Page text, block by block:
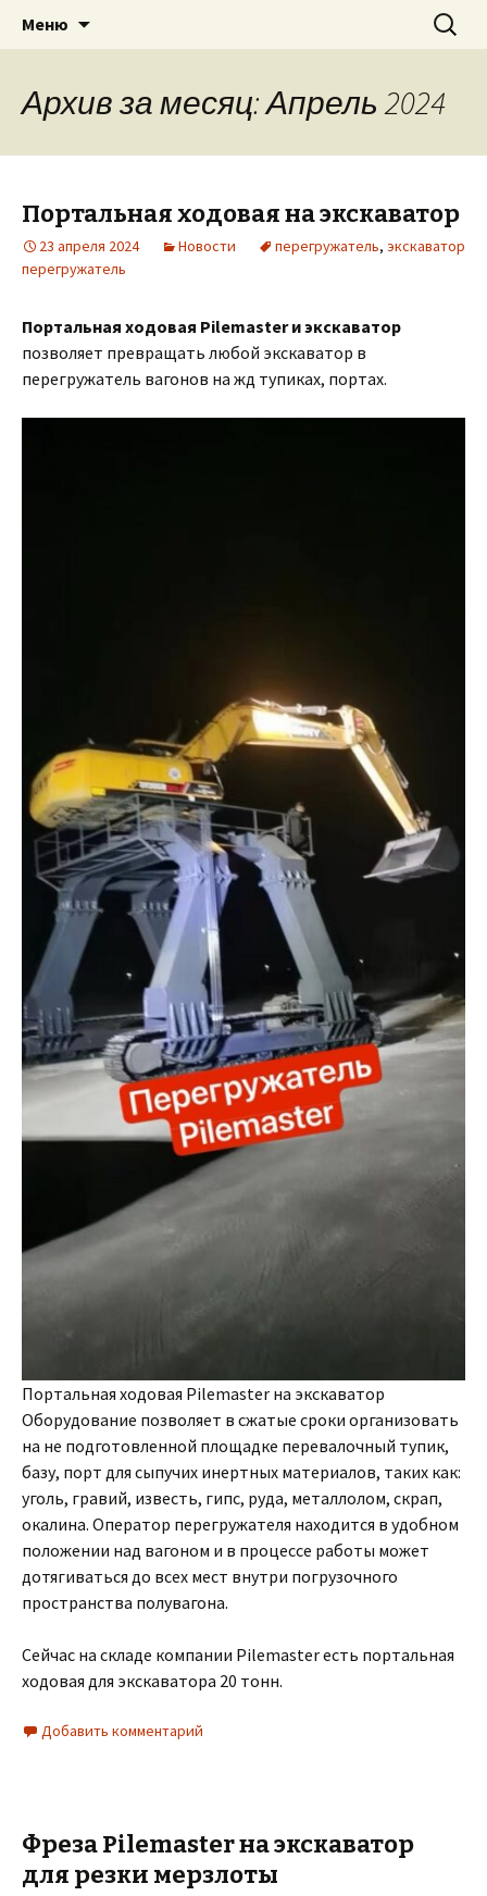
«PILEMASTER» Навесное
оборудование
Для экскаватора: гидробур, землесос,
сваерезка, вибротрамбовка,
стенорезная машина
Меню Найти:
Архив за месяц: Апрель 2024
Портальная ходовая на экскаватор
23 апреля 2024 Новости перегружатель, экскаватор
перегружатель
Портальная ходовая Pilemaster и экскаватор
позволяет превращать любой экскаватор в
перегружатель вагонов на жд тупиках, портах.
Портальная ходовая Pilemaster на экскаватор
Оборудование позволяет в сжатые сроки организовать
на не подготовленной площадке перевалочный тупик,
базу, порт для сыпучих инертных материалов, таких как:
уголь, гравий, известь, гипс, руда, металлолом, скрап,
окалина. Оператор перегружателя находится в удобном
положении над вагоном и в процессе работы может
дотягиваться до всех мест внутри погрузочного
пространства полувагона.
Сейчас на складе компании Pilemaster есть портальная
ходовая для экскаватора 20 тонн.
Добавить комментарий
Фреза Pilemaster на экскаватор
для резки мерзлоты